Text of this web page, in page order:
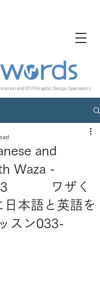
and DTP/Graphic Design Specialists
and
Waza -
ワザく
日本語と英語を
スン033-